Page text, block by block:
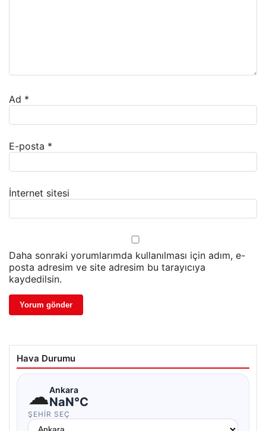
Ad *
E-posta *
İnternet sitesi
Daha sonraki yorumlarımda kullanılması için adım, e-
posta adresim ve site adresim bu tarayıcıya
kaydedilsin.
Hava Durumu
☁Ankara
NaN°C
ŞEHIR SEÇ